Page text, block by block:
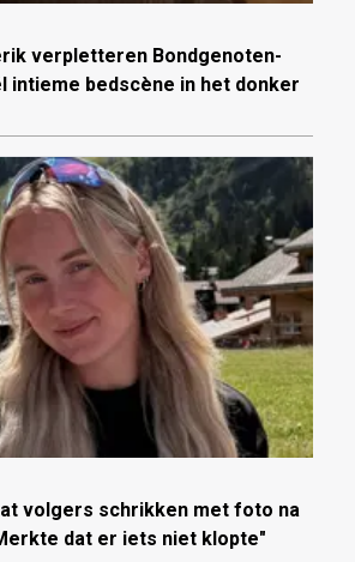
verpletteren Bondgenoten-
intieme bedscène in het donker
volgers schrikken met foto na
dat er iets niet klopte"